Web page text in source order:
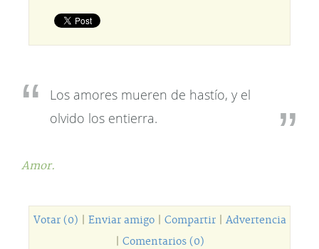
Los amores mueren de hastío, y el
olvido los entierra.
Amor.
Votar (0) Enviar amigo| Compartir| Advertencia
Comentarios (0)